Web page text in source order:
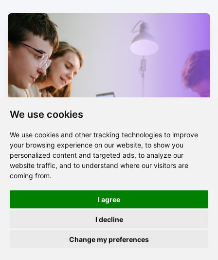
We use cookies
We use cookies and other tracking technologies to improve
your browsing experience on our website, to show you
personalized content and targeted ads, to analyze our
website traffic, and to understand where our visitors are
coming from.
I agree
I decline
Change my preferences
Mentoring vs. zapracování nových
zaměstnanců – jak novým
zaměstnancům pomoci rychleji se